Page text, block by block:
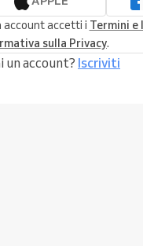
account accetti i Termini e
sulla Privacy.
un account? Iscriviti